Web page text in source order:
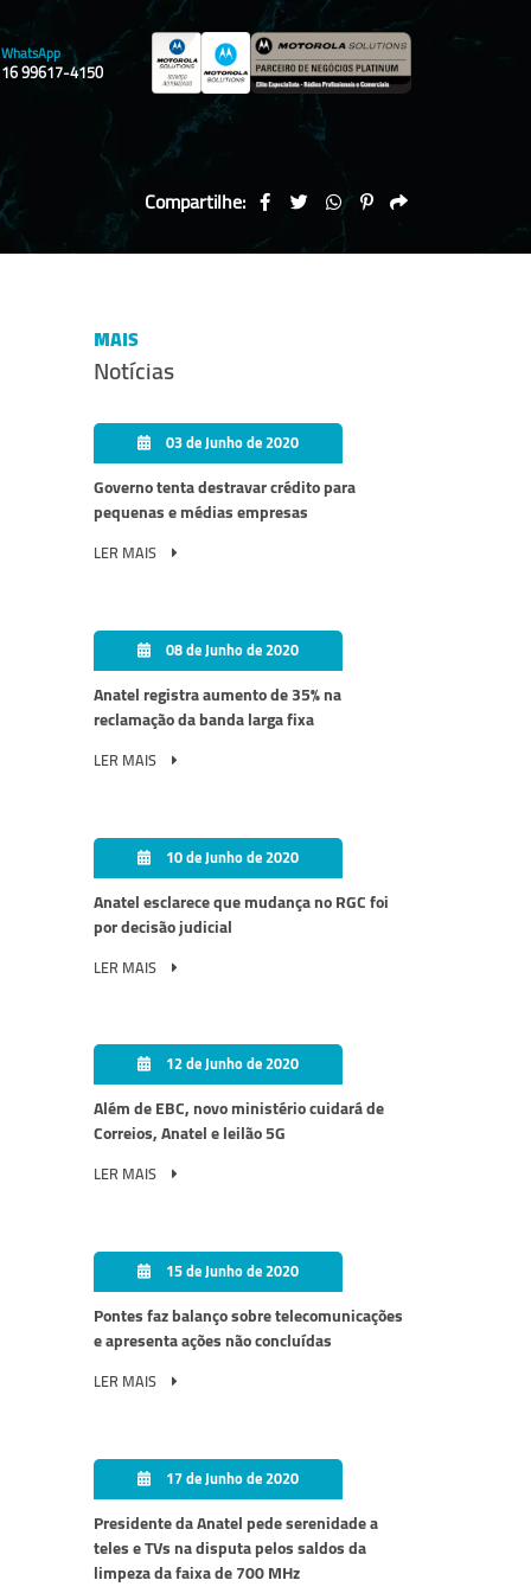
WhatsApp
16 99617-4150
Compartilhe:
MAIS
Notícias
03 de Junho de 2020
Governo tenta destravar crédito para
pequenas e médias empresas
LER MAIS
08 de Junho de 2020
Anatel registra aumento de 35% na
reclamação da banda larga fixa
LER MAIS
10 de Junho de 2020
Anatel esclarece que mudança no RGC foi
por decisão judicial
LER MAIS
12 de Junho de 2020
Além de EBC, novo ministério cuidará de
Correios, Anatel e leilão 5G
LER MAIS
15 de Junho de 2020
Pontes faz balanço sobre telecomunicações
e apresenta ações não concluídas
LER MAIS
17 de Junho de 2020
Presidente da Anatel pede serenidade a
teles e TVs na disputa pelos saldos da
limpeza da faixa de 700 MHz